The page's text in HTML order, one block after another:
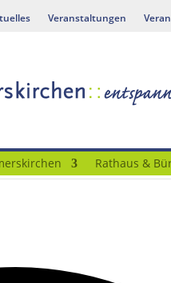
Veranstaltungen
Rathaus &